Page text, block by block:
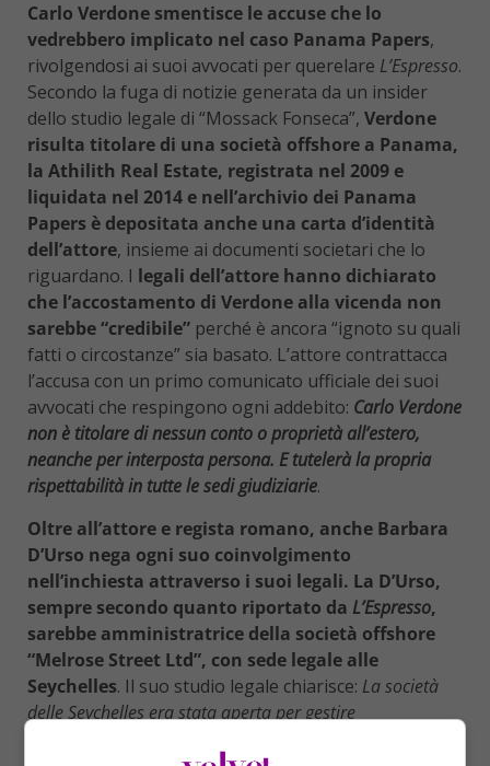
Carlo Verdone smentisce le accuse che lo
vedrebbero implicato nel caso Panama Papers,
rivolgendosi ai suoi avvocati per querelare L’Espresso.
Secondo la fuga di notizie generata da un insider
dello studio legale di “Mossack Fonseca”, Verdone
risulta titolare di una società offshore a Panama,
la Athilith Real Estate, registrata nel 2009 e
liquidata nel 2014 e nell’archivio dei Panama
Papers è depositata anche una carta d’identità
dell’attore, insieme ai documenti societari che lo
riguardano. I legali dell’attore hanno dichiarato
che l’accostamento di Verdone alla vicenda non
sarebbe “credibile” perché è ancora “ignoto su quali
fatti o circostanze” sia basato. L’attore contrattacca
l’accusa con un primo comunicato ufficiale dei suoi
avvocati che respingono ogni addebito: Carlo Verdone
non è titolare di nessun conto o proprietà all’estero,
neanche per interposta persona. E tutelerà la propria
rispettabilità in tutte le sedi giudiziarie.
Oltre all’attore e regista romano, anche Barbara
D’Urso nega ogni suo coinvolgimento
nell’inchiesta attraverso i suoi legali. La D’Urso,
sempre secondo quanto riportato da L’Espresso,
sarebbe amministratrice della società offshore
“Melrose Street Ltd”, con sede legale alle
Seychelles. Il suo studio legale chiarisce: La società
delle Seychelles era stata aperta per gestire